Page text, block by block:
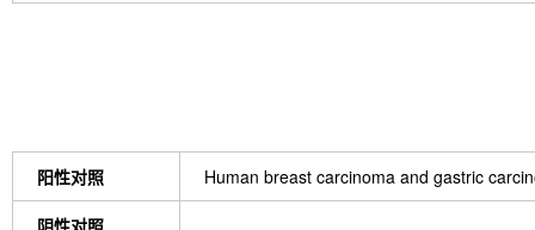
阳性对照 Human breast carcinoma and gastric
阴性对照